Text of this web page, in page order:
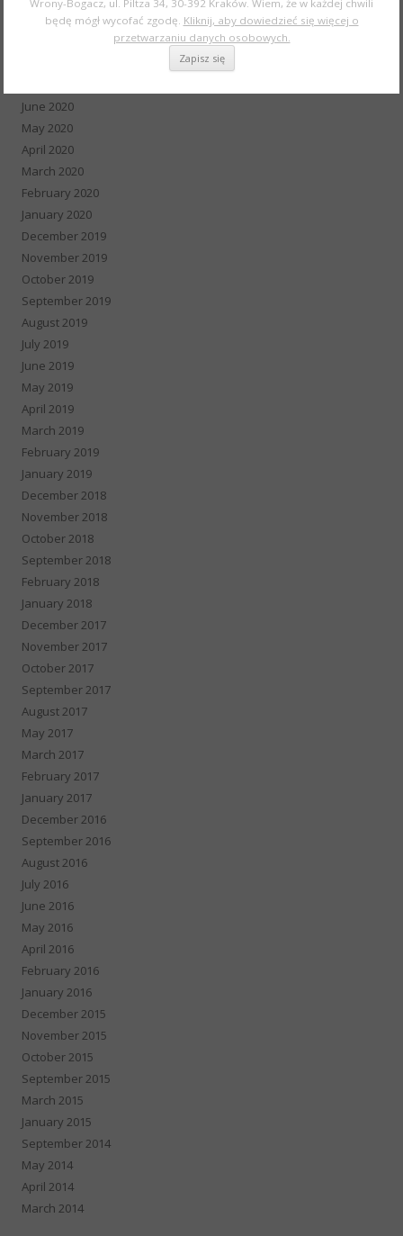
October 2020
June 2020
May 2020
April 2020
March 2020
February 2020
January 2020
December 2019
November 2019
October 2019
September 2019
August 2019
July 2019
June 2019
May 2019
April 2019
March 2019
February 2019
January 2019
December 2018
November 2018
October 2018
September 2018
February 2018
January 2018
December 2017
November 2017
October 2017
September 2017
August 2017
May 2017
March 2017
February 2017
January 2017
December 2016
September 2016
August 2016
July 2016
June 2016
May 2016
April 2016
February 2016
January 2016
December 2015
November 2015
October 2015
September 2015
March 2015
January 2015
September 2014
May 2014
April 2014
March 2014
Wrony-Bogacz, ul. Piltza 34, 30-392 Kraków. Wiem, że w każdej chwili
będę mógł wycofać zgodę. Kliknij, aby dowiedzieć się więcej o
przetwarzaniu danych osobowych.